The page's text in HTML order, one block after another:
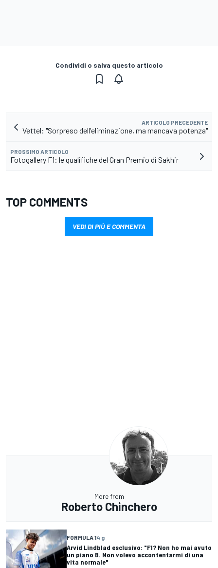
Condividi o salva questo articolo
ARTICOLO PRECEDENTE
Vettel: "Sorpreso dell'eliminazione, ma mancava potenza"
PROSSIMO ARTICOLO
Fotogallery F1: le qualifiche del Gran Premio di Sakhir
TOP COMMENTS
VEDI DI PIÙ E COMMENTA
More from
Roberto Chinchero
FORMULA 14 g
Arvid Lindblad esclusivo: "F1? Non ho mai avuto
un piano B. Non volevo accontentarmi di una
vita normale"